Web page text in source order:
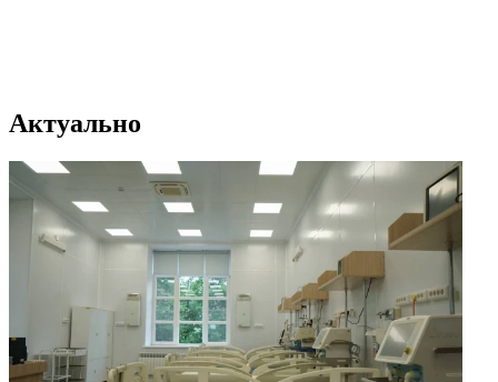
Актуально